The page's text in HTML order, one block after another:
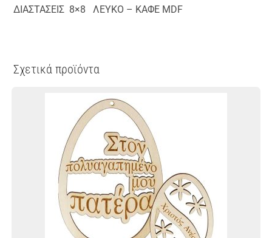
ΔΙΑΣΤΑΣΕΙΣ 8×8 ΛΕΥΚΟ – ΚΑΦΕ MDF
Σχετικά προϊόντα